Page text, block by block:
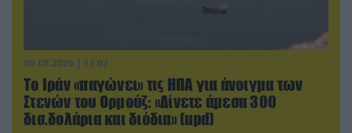
09.08.2026 | 13:02
Το Ιράν «παγώνει» τις ΗΠΑ για άνοιγμα των
Στενών του Ορμούζ: «Δίνετε άμεσα 300
δισ.δολάρια και διόδια» (upd)